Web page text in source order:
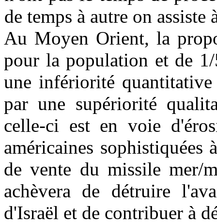
de temps à autre on assiste
Au Moyen Orient, la
pour la population et de
une infériorité
par une supériorité
celle-ci est en voie
américaines
de vente du missile mer/
achèvera de détruire
d'Israël et de contribuer à